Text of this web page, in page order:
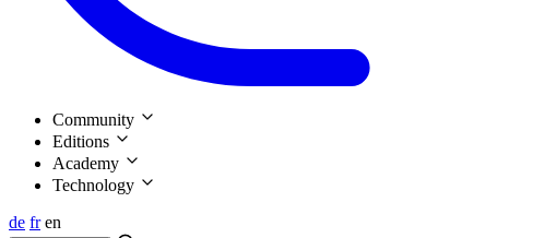
Community
Editions
Academy
Technology
de fr en